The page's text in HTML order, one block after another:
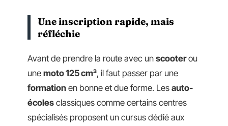
Une inscription rapide, mais
réfléchie
Avant de prendre la route avec un scooterou
une moto 125 cm³, il faut passer par une
formation en bonne et due forme. Les auto-
écoles classiques comme certains centres
spécialisés proposent un cursus dédié aux